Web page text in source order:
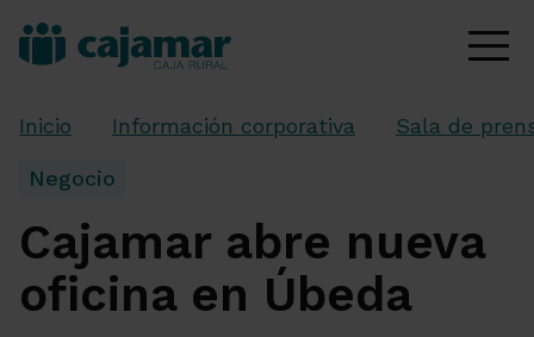
Inicio Información corporativa Sala de
Negocio
Cajamar abre nueva
oficina en Úbeda